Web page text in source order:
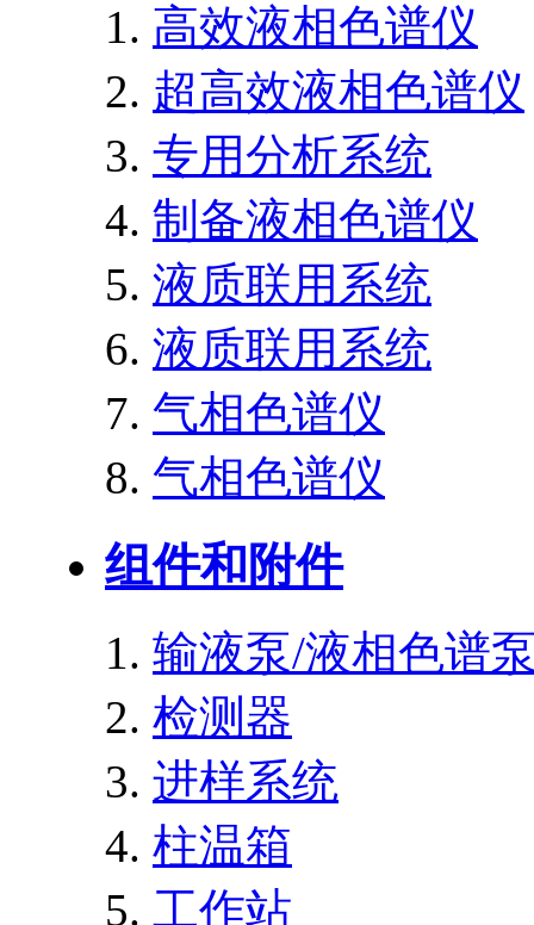
高效液相色谱仪
超高效液相色谱仪
专用分析系统
制备液相色谱仪
液质联用系统
液质联用系统
气相色谱仪
气相色谱仪
组件和附件
输液泵/液相色谱
检测器
进样系统
柱温箱
工作站